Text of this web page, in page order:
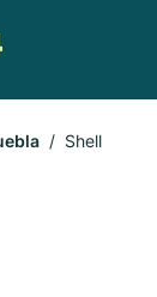
Shell